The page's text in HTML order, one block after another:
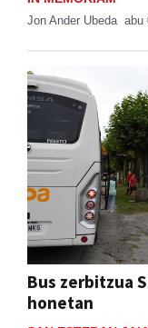
Jon Ander Ubeda abu
Bus zerbitzua
honetan